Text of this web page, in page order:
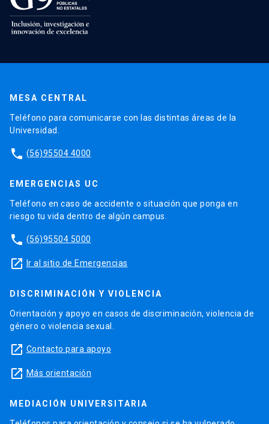
MESA CENTRAL
Teléfono para comunicarse con las distintas áreas de la
Universidad.
phone (56)95504 4000
EMERGENCIAS UC
Teléfono en caso de accidente o situación que ponga en
riesgo tu vida dentro de algún campus.
phone (56)95504 5000
launch Ir al sitio de Emergencias
DISCRIMINACIÓN Y VIOLENCIA
Orientación y apoyo en casos de discriminación, violencia de
género o violencia sexual.
launch Contacto para apoyo
launch Más orientación
MEDIACIÓN UNIVERSITARIA